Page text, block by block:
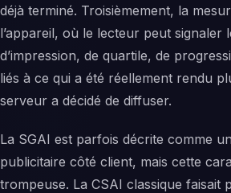
déjà terminé. Troisièmement, la
l’appareil, où le lecteur peut signaler
d’impression, de quartile, de
liés à ce qui a été réellement rendu
serveur a décidé de diffuser.
La SGAI est parfois décrite comme
publicitaire côté client, mais cette
trompeuse. La CSAI classique faisait